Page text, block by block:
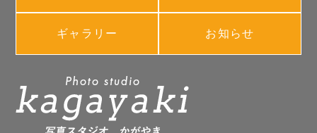
ギャラリー お知らせ